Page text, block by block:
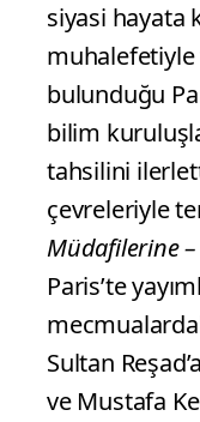
siyasi hayata
bulunduğu
bilim
tahsilini
çevreleriyle
Müdafilerine –
Paris’te
Sultan
ve Mustafa